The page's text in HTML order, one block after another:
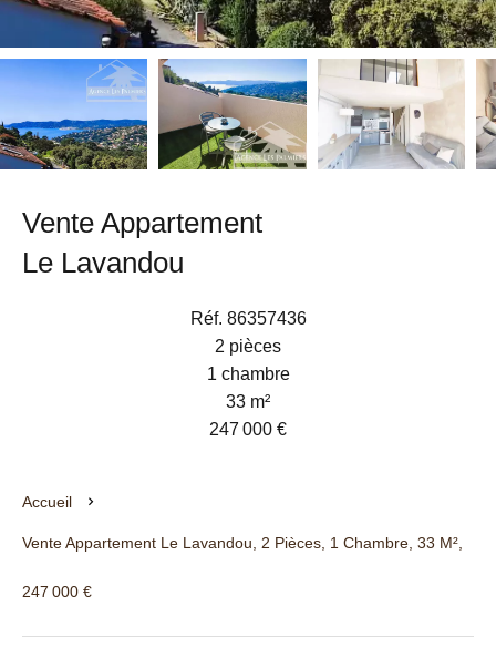
Vente Appartement
Le Lavandou
Réf. 86357436
2 pièces
1 chambre
33 m²
247 000 €
Accueil
Vente Appartement Le Lavandou, 2 Pièces, 1 Chambre, 33 M²,
247 000 €